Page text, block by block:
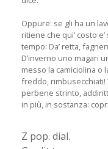
Oppure: se gli ha un
ritiene che qui’ costo
tempo: Da’ retta,
D’inverno uno magari
messo la camiciolina o
freddo, rimbusecchiati!
perbene strinto,
in più, in sostanza:
Z pop. dial.